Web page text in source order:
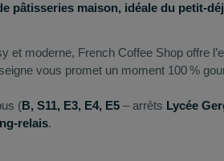
pâtisseries maison, idéale du
et moderne, French Coffee Shop offre
vous promet un moment 100 %
(B, S11, E3, E4, E5 – arrêts Lycée
.